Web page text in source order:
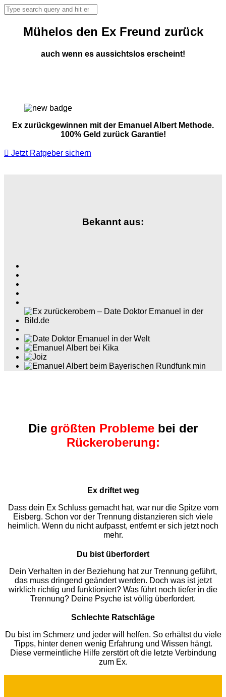
Mühelos den Ex Freund zurück
auch wenn es aussichtslos erscheint!
Ex zurückgewinnen mit der Emanuel Albert Methode.
100% Geld zurück Garantie!
Jetzt Ratgeber sichern
Bekannt aus:
Die größten Probleme bei der
Rückeroberung:
Ex driftet weg
Dass dein Ex Schluss gemacht hat, war nur die Spitze vom
Eisberg. Schon vor der Trennung distanzieren sich viele
heimlich. Wenn du nicht aufpasst, entfernt er sich jetzt noch
mehr.
Du bist überfordert
Dein Verhalten in der Beziehung hat zur Trennung geführt,
das muss dringend geändert werden. Doch was ist jetzt
wirklich richtig und funktioniert? Was führt noch tiefer in die
Trennung? Deine Psyche ist völlig überfordert.
Schlechte Ratschläge
Du bist im Schmerz und jeder will helfen. So erhältst du viele
Tipps, hinter denen wenig Erfahrung und Wissen hängt.
Diese vermeintliche Hilfe zerstört oft die letzte Verbindung
zum Ex.